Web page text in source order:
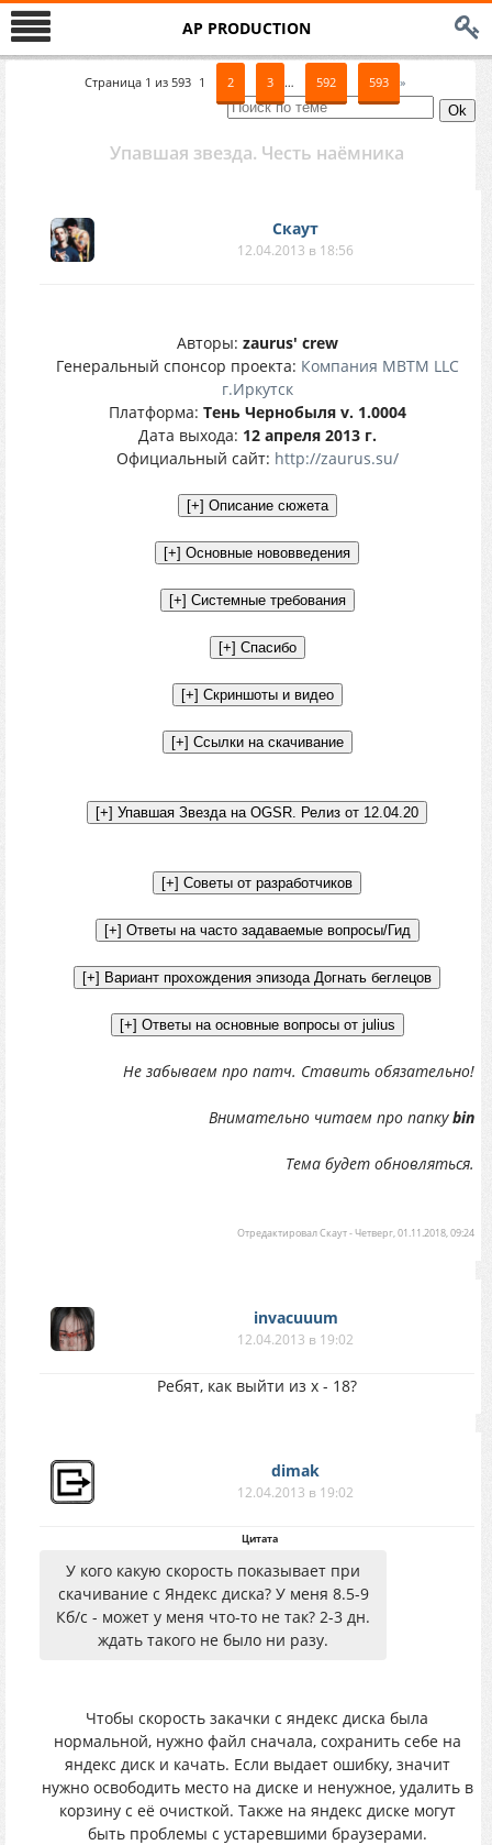
AP PRODUCTION
Страница 1 из 593 1 2 3 … 592 593 »
Упавшая звезда. Честь наёмника
Скаут
12.04.2013 в 18:56
Авторы: zaurus' crew
Генеральный спонсор проекта: Компания MBTM LLC
г.Иркутск
Платформа: Тень Чернобыля v. 1.0004
Дата выхода: 12 апреля 2013 г.
Официальный сайт: http://zaurus.su/
Не забываем про патч. Ставить обязательно!
Внимательно читаем про папкуbin
Тема будет обновляться.
ОтредактировалСкаут-Четверг, 01.11.2018, 09:24
invacuuum
12.04.2013 в 19:02
Ребят, как выйти из x - 18?
dimak
12.04.2013 в 19:02
Цитата
У кого какую скорость показывает при
скачивание с Яндекс диска? У меня 8.5-9
Кб/с - может у меня что-то не так? 2-3 дн.
ждать такого не было ни разу.
Чтобы скорость закачки с яндекс диска была
нормальной, нужно файл сначала, сохранить себе на
яндекс диск и качать. Если выдает ошибку, значит
нужно освободить место на диске и ненужное, удалить в
корзину с её очисткой. Также на яндекс диске могут
быть проблемы с устаревшими браузерами.